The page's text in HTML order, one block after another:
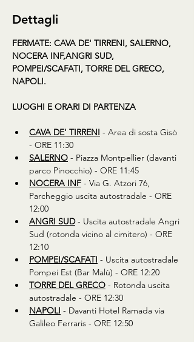
Dettagli
FERMATE: CAVA DE' TIRRENI, SALERNO,
NOCERA INF,ANGRI SUD,
POMPEI/SCAFATI, TORRE DEL GRECO,
NAPOLI.
LUOGHI E ORARI DI PARTENZA
CAVA DE' TIRRENI - Area di sosta Gisò
- ORE 11:30
SALERNO - Piazza Montpellier (davanti
parco Pinocchio) - ORE 11:45
NOCERA INF - Via G. Atzori 76,
Parcheggio uscita autostradale - ORE
12:00
ANGRI SUD - Uscita autostradale Angri
Sud (rotonda vicino al cimitero) - ORE
12:10
POMPEI/SCAFATI - Uscita autostradale
Pompei Est (Bar Malù) - ORE 12:20
TORRE DEL GRECO - Rotonda uscita
autostradale - ORE 12:30
NAPOLI - Davanti Hotel Ramada via
Galileo Ferraris - ORE 12:50